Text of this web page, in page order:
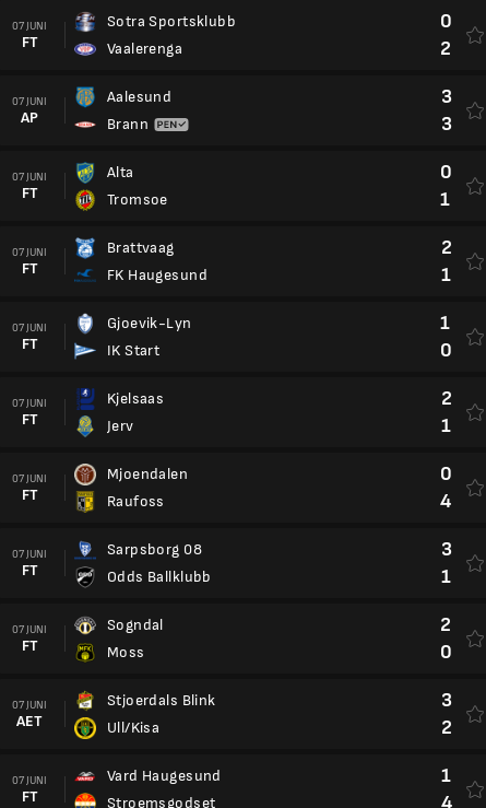
07 JUNI
FT
Sotra Sportsklubb
Vaalerenga
0
2
07 JUNI
AP
Aalesund
Brann
3
3
07 JUNI
FT
Alta
Tromsoe
0
1
07 JUNI
FT
Brattvaag
FK Haugesund
2
1
07 JUNI
FT
Gjoevik-Lyn
IK Start
1
0
07 JUNI
FT
Kjelsaas
Jerv
2
1
07 JUNI
FT
Mjoendalen
Raufoss
0
4
07 JUNI
FT
Sarpsborg 08
Odds Ballklubb
3
1
07 JUNI
FT
Sogndal
Moss
2
0
07 JUNI
AET
Stjoerdals Blink
Ull/Kisa
3
2
07 JUNI
FT
Vard Haugesund
Stroemsgodset
1
4